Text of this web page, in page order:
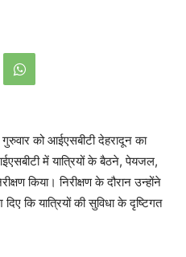
को आईएसबीटी देहरादून का
में यात्रियों के बैठने, पेयजल,
किया। निरीक्षण के दौरान उन्होंने
कि यात्रियों की सुविधा के दृष्टिगत